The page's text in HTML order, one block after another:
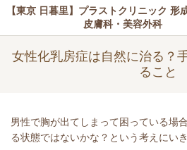
【東京 日暮里】プラストクリニック 形
皮膚科・美容外科
女性化乳房症は自然に治る？
ること
男性で胸が出てしまって困っている場
る状態ではないかな？という考えにい